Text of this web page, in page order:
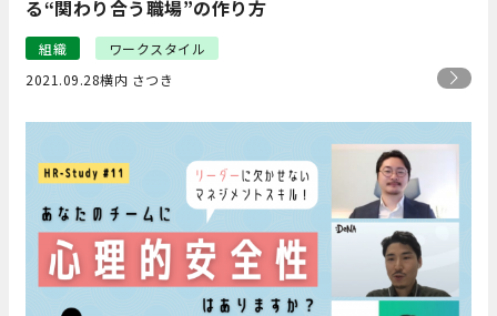
る“関わり合う職場”の作り方
組織
ワークスタイル
2021.09.28横内 さつき